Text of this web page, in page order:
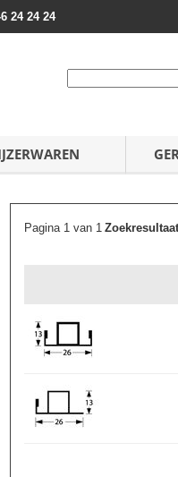
24 24 24
Pagina 1 van 1Zoekresultaat